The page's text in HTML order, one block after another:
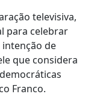
televisiva,
para celebrar
de
que considera
Franco.